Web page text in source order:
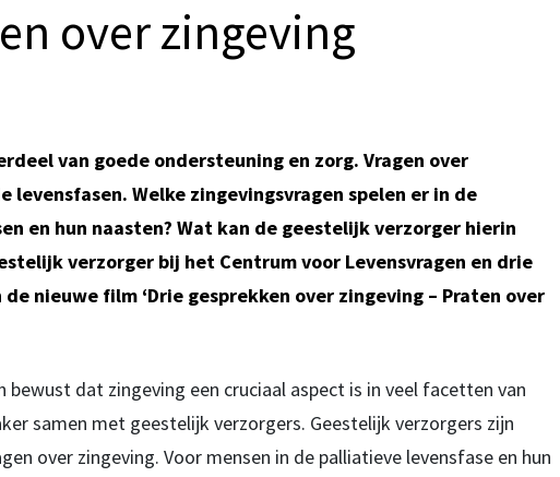
over zingeving
van goede ondersteuning en zorg. Vragen over
levensfasen. Welke zingevingsvragen spelen er in de
en hun naasten? Wat kan de geestelijk verzorger hierin
verzorger bij het Centrum voor Levensvragen en drie
nieuwe film ‘Drie gesprekken over zingeving – Praten over
bewust dat zingeving een cruciaal aspect is in veel facetten van
samen met geestelijk verzorgers. Geestelijk verzorgers zijn
over zingeving. Voor mensen in de palliatieve levensfase en hun